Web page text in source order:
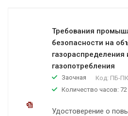
Требования
безопасности на
газораспределения
газопотребления
Заочная Код: ПБ-
Количество часов: 72
Удостоверение о